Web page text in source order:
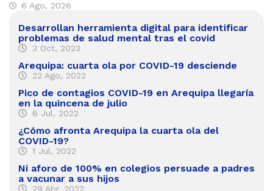
6 Ago, 2026
Desarrollan herramienta digital para identificar
problemas de salud mental tras el covid
3 Oct, 2023
Arequipa: cuarta ola por COVID-19 desciende
22 Ago, 2022
Pico de contagios COVID-19 en Arequipa llegaría
en la quincena de julio
6 Jul, 2022
¿Cómo afronta Arequipa la cuarta ola del
COVID-19?
1 Jul, 2022
Ni aforo de 100% en colegios persuade a padres
a vacunar a sus hijos
29 Abr, 2022